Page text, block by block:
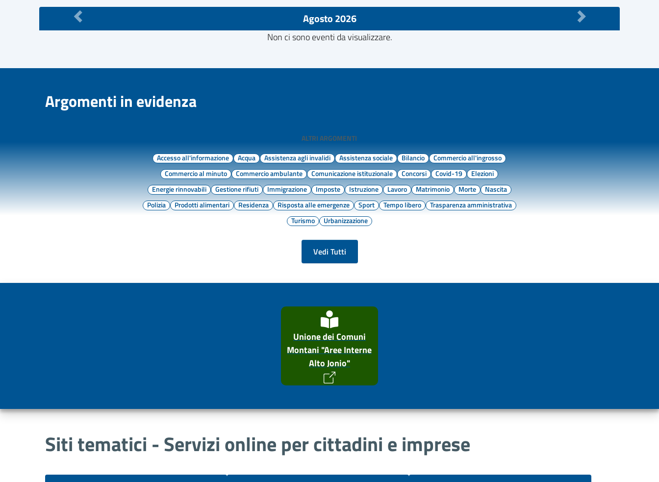
Agosto 2026
Non ci sono eventi da visualizzare.
Argomenti in evidenza
ALTRI ARGOMENTI
Accesso all'informazione
Acqua Assistenza agli invalidi Assistenza sociale Bilancio
Commercio all'ingrosso
Commercio al minuto
Commercio ambulante Comunicazione istituzionale Concorsi Covid-19
Elezioni
Energie rinnovabili
Gestione rifiuti Immigrazione Imposte Istruzione Lavoro Matrimonio Morte
Nascita
Polizia
Prodotti alimentari Residenza Risposta alle emergenze Sport Tempo libero
Trasparenza amministrativa
Turismo
Urbanizzazione
Vedi Tutti
Unione dei Comuni
Montani "Aree Interne
Alto Jonio"
Siti tematici - Servizi online per cittadini e imprese